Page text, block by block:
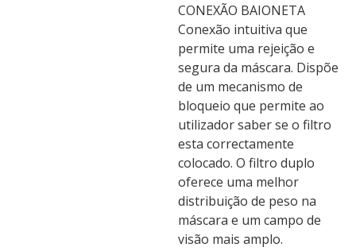
CONEXÃO BAIONETA
Conexão intuitiva que
permite uma rejeição e
segura da máscara. Dispõe
de um mecanismo de
bloqueio que permite ao
utilizador saber se o filtro
esta correctamente
colocado. O filtro duplo
oferece uma melhor
distribuição de peso na
máscara e um campo de
visão mais amplo.